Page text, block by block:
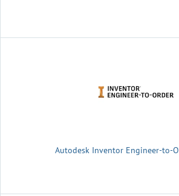
Autodesk Inventor Engineer-to-